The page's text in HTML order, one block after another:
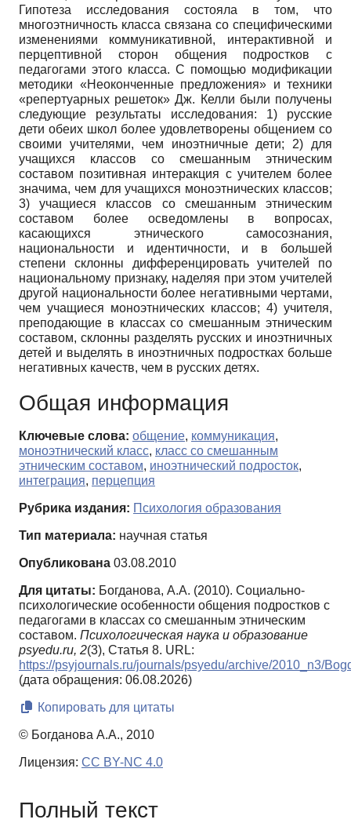
Гипотеза исследования состояла в том, что
многоэтничность класса связана со специфическими
изменениями коммуникативной, интерактивной и
перцептивной сторон общения подростков с
педагогами этого класса. С помощью модификации
методики «Неоконченные предложения» и техники
«репертуарных решеток» Дж. Келли были получены
следующие результаты исследования: 1) русские
дети обеих школ более удовлетворены общением со
своими учителями, чем иноэтничные дети; 2) для
учащихся классов со смешанным этническим
составом позитивная интеракция с учителем более
значима, чем для учащихся моноэтнических классов;
3) учащиеся классов со смешанным этническим
составом более осведомлены в вопросах,
касающихся этнического самосознания,
национальности и идентичности, и в большей
степени склонны дифференцировать учителей по
национальному признаку, наделяя при этом учителей
другой национальности более негативными чертами,
чем учащиеся моноэтнических классов; 4) учителя,
преподающие в классах со смешанным этническим
составом, склонны разделять русских и иноэтничных
детей и выделять в иноэтничных подростках больше
негативных качеств, чем в русских детях.
Общая информация
Ключевые слова: общение, коммуникация,
моноэтнический класс, класс со смешанным
этническим составом, иноэтнический подросток,
интеграция, перцепция
Рубрика издания: Психология образования
Тип материала: научная статья
Опубликована 03.08.2010
Для цитаты: Богданова, А.А. (2010). Cоциально-
психологические особенности общения подростков с
педагогами в классах со смешанным этническим
составом. Психологическая наука и образование
psyedu.ru, 2(3), Статья 8. URL:
https://psyjournals.ru/journals/psyedu/archive/2010_n3/
(дата обращения: 06.08.2026)
Копировать для цитаты
© Богданова А.А., 2010
Лицензия: CC BY-NC 4.0
Полный текст